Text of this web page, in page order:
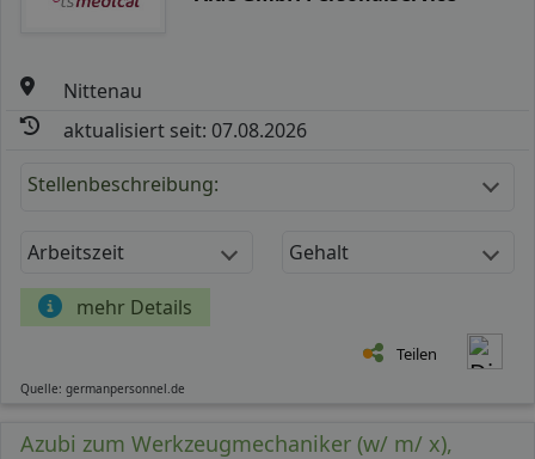
Nittenau
aktualisiert seit: 07.08.2026
Stellenbeschreibung:
Arbeitszeit Gehalt
mehr Details
Teilen
Quelle: germanpersonnel.de
Azubi zum Werkzeugmechaniker (w/ m/ x),